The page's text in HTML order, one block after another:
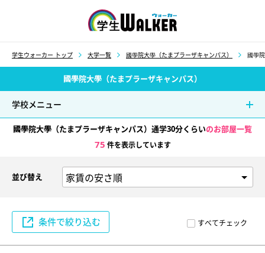
学生ウォーカー トップ 大学一覧 國學院大學（たまプラーザキャンパス） 國學
國學院大學（たまプラーザキャンパス）
学校メニュー
國學院大學（たまプラーザキャンパス）通学30分くらいのお部屋一覧
75 件を表示しています
すべてチェック
並び替え
条件で絞り込む